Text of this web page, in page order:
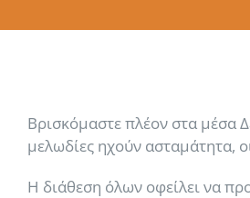
Βρισκόμαστε πλέον στα μέσα
μελωδίες ηχούν ασταμάτητα,
Η διάθεση όλων οφείλει να